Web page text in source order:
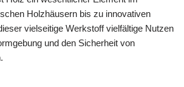
Holzhäusern bis zu innovativen
vielseitige Werkstoff vielfältige Nutzen
und den Sicherheit von